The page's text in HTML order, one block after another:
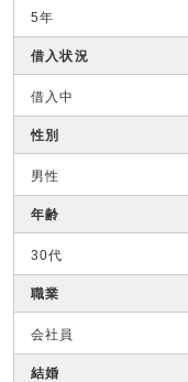
5年
借入状況
借入中
性別
男性
年齢
30代
職業
会社員
結婚